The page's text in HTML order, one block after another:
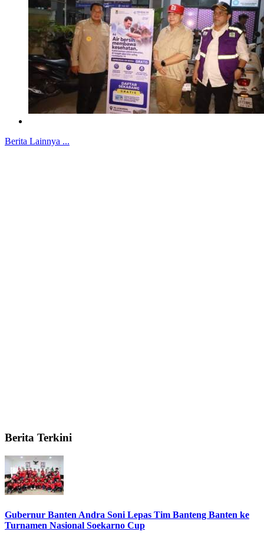
Berita Lainnya ...
Berita Terkini
Gubernur Banten Andra Soni Lepas Tim Banteng Banten ke
Turnamen Nasional Soekarno Cup